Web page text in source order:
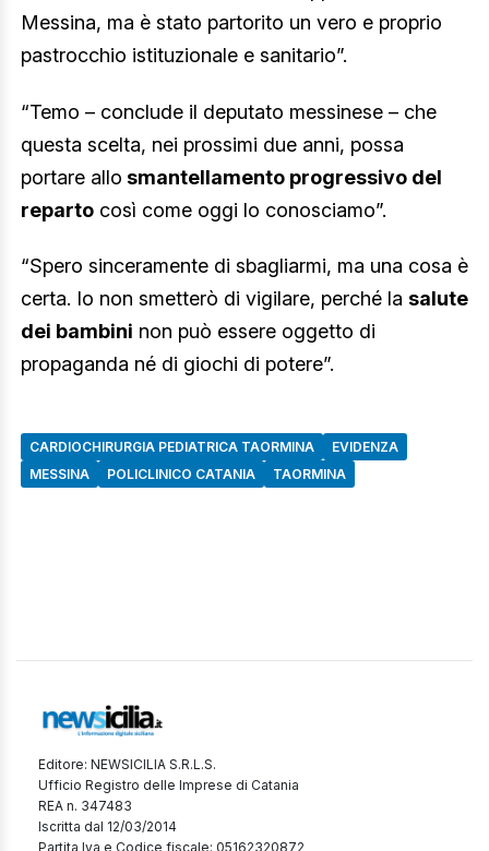
Messina, ma è stato partorito un vero e proprio
pastrocchio istituzionale e sanitario”.
“Temo – conclude il deputato messinese – che
questa scelta, nei prossimi due anni, possa
portare allo smantellamento progressivo del
reparto così come oggi lo conosciamo”.
“Spero sinceramente di sbagliarmi, ma una cosa è
certa. Io non smetterò di vigilare, perché la salute
dei bambini non può essere oggetto di
propaganda né di giochi di potere”.
CARDIOCHIRURGIA PEDIATRICA TAORMINA
EVIDENZA
MESSINA
POLICLINICO CATANIA TAORMINA
Editore: NEWSICILIA S.R.L.S.
Ufficio Registro delle Imprese di Catania
REA n. 347483
Iscritta dal 12/03/2014
Partita Iva e Codice fiscale: 05162320872